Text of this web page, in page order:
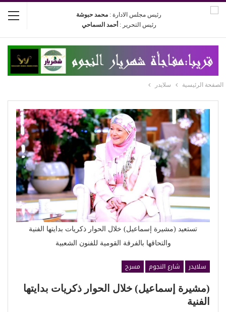
رئيس مجلس الادارة : محمد حبوشة
رئيس التحرير : أحمد السماحي
الصفحة الرئيسية سلايدر
تستعيد (مشيرة إسماعيل) خلال الحوار ذكريات بدايتها الفنية
والتحاقها بالفرقة القومية للفنون الشعبية
سلايدر شارع النجوم
مسرح
(مشيرة إسماعيل) خلال الحوار ذكريات بدايتها
الفنية